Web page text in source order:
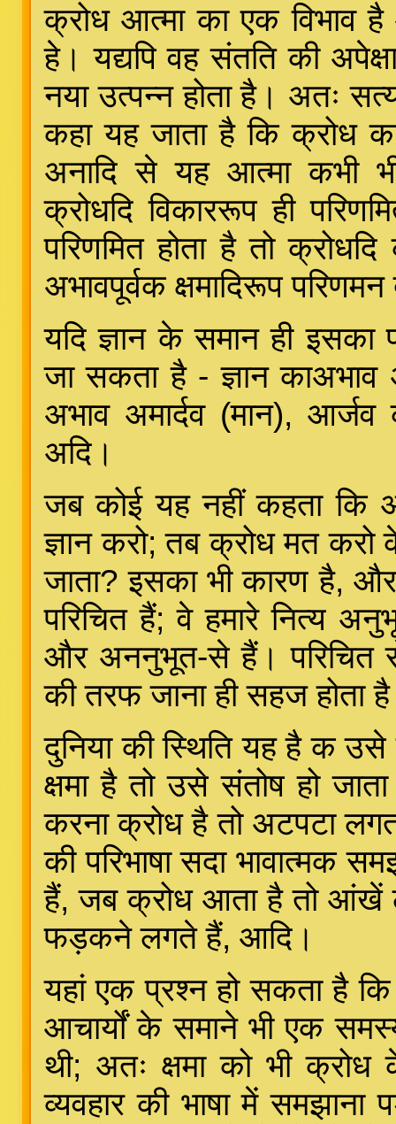
क्रोध आत्मा का एक विभाव
हे। यद्यपि वह संतति की
नया उत्पन्न होता है। अतः
कहा यह जाता है कि क्रोध
अनादि से यह आत्मा कभी
क्रोधदि विकाररूप ही
परिणमित होता है तो
अभावपूर्वक क्षमादिरूप
यदि ज्ञान के समान ही इसका
जा सकता है - ज्ञान काअभाव
अभाव अमार्दव (मान),
अदि।
जब कोई यह नहीं कहता कि
ज्ञान करो; तब क्रोध मत करो
जाता? इसका भी कारण है,
परिचित हैं; वे हमारे नित्य
और अननुभूत-से हैं।
की तरफ जाना ही सहज होता
दुनिया की स्थिति यह है क
क्षमा है तो उसे संतोष हो
करना क्रोध है तो अटपटा
की परिभाषा सदा भावात्मक
हैं, जब क्रोध आता है तो आंखें
फड़कने लगते हैं, आदि।
यहां एक प्रश्न हो सकता है कि
आचार्यों के समाने भी एक
थी; अतः क्षमा को भी क्रोध
व्यवहार की भाषा में